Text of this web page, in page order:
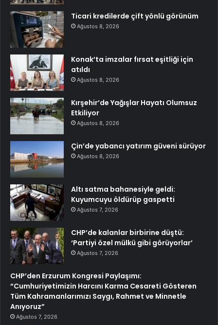
Ticari kredilerde çift yönlü görünüm
Ağustos 8, 2026
Konak’ta imzalar fırsat eşitliği için
atıldı
Ağustos 8, 2026
Kırşehir’de Yağışlar Hayatı Olumsuz
Etkiliyor
Ağustos 8, 2026
Çin’de yabancı yatırım güveni sürüyor
Ağustos 8, 2026
Altı satma bahanesiyle geldi:
Kuyumcuyu öldürüp gaspetti
Ağustos 7, 2026
CHP’de kalanlar birbirine düştü:
‘Partiyi özel mülkü gibi görüyorlar’
Ağustos 7, 2026
CHP’den Erzurum Kongresi Paylaşımı:
“Cumhuriyetimizin Harcını Karma Cesareti Gösteren
Tüm Kahramanlarımızı Saygı, Rahmet ve Minnetle
Anıyoruz”
Ağustos 7, 2026